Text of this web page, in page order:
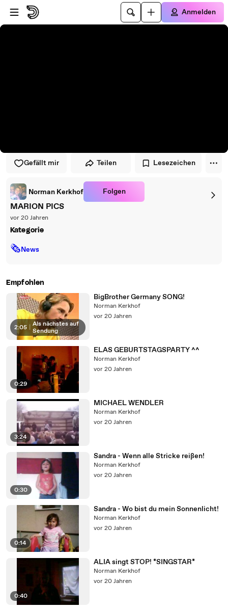
Zum Player springen
Zum Hauptinhalt springen
Anmelden
Gefällt mir Teilen Lesezeichen
Norman Kerkhof Folgen
MARION PICS
vor 20 Jahren
Kategorie
🗞News
Empfohlen
2:05
Als nächstes auf
Sendung
BigBrother Germany SONG!
Norman Kerkhof
vor 20 Jahren
0:29
ELAS GEBURTSTAGSPARTY ^^
Norman Kerkhof
vor 20 Jahren
3:24
MICHAEL WENDLER
Norman Kerkhof
vor 20 Jahren
0:30
Sandra - Wenn alle Stricke reißen!
Norman Kerkhof
vor 20 Jahren
0:14
Sandra - Wo bist du mein Sonnenlicht!
Norman Kerkhof
vor 20 Jahren
0:40
ALIA singt STOP! *SINGSTAR*
Norman Kerkhof
vor 20 Jahren